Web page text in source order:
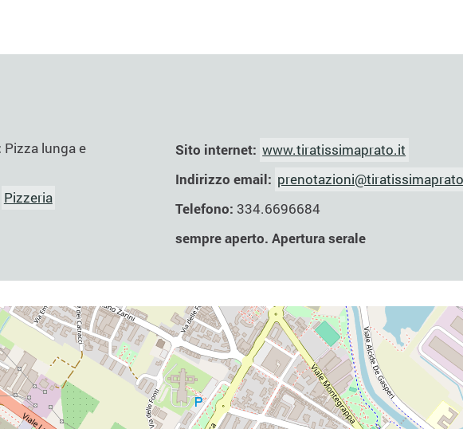
Pizza lunga e
Pizzeria
Sito internet: www.tiratissimaprato.it
Indirizzo email:
Telefono: 334.6696684
sempre aperto. Apertura serale